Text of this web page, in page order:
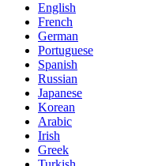
English
French
German
Portuguese
Spanish
Russian
Japanese
Korean
Arabic
Irish
Greek